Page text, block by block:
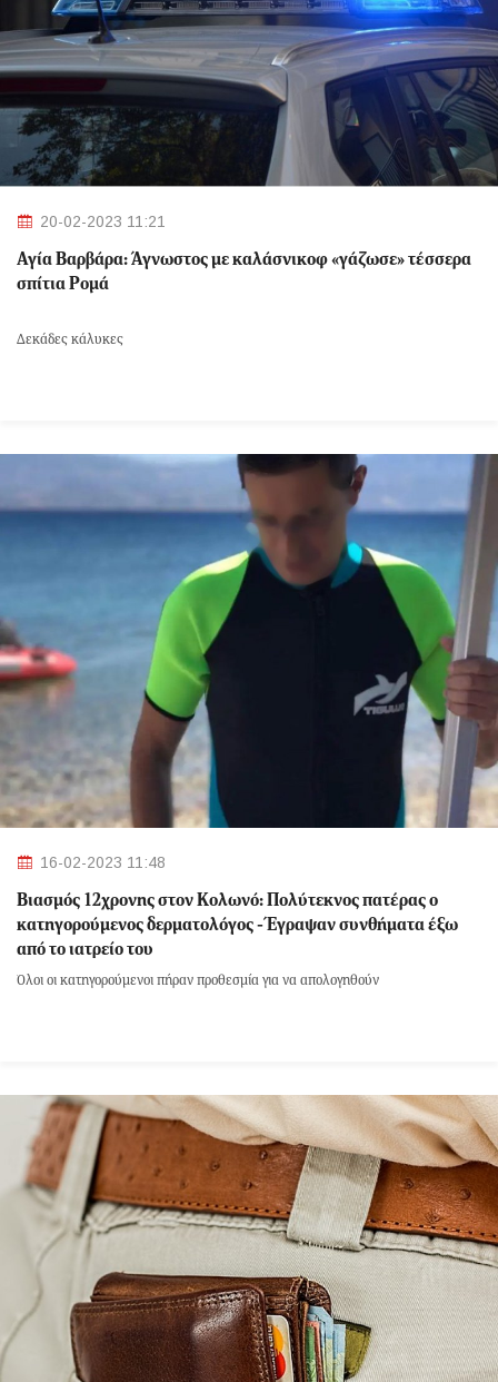
20-02-2023 11:21
Αγία Βαρβάρα: Άγνωστος με καλάσνικοφ «γάζωσε» τέσσερα
σπίτια Ρομά
Δεκάδες κάλυκες
16-02-2023 11:48
Βιασμός 12χρονης στον Κολωνό: Πολύτεκνος πατέρας ο
κατηγορούμενος δερματολόγος - Έγραψαν συνθήματα έξω
από το ιατρείο του
Όλοι οι κατηγορούμενοι πήραν προθεσμία για να απολογηθούν